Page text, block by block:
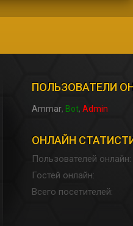
ПОЛЬЗОВАТЕЛИ
Ammar Bot Admin
ОНЛАЙН
Пользователей онлайн
Гостей онлайн
Всего посетителей